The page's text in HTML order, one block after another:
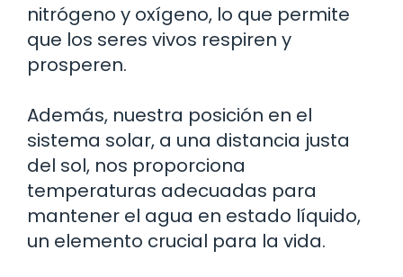
nitrógeno y oxígeno, lo que permite
que los seres vivos respiren y
prosperen.
Además, nuestra posición en el
sistema solar, a una distancia justa
del sol, nos proporciona
temperaturas adecuadas para
mantener el agua en estado líquido,
un elemento crucial para la vida.